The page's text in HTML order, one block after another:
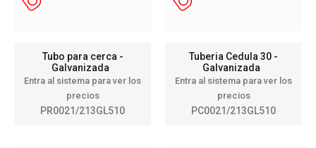
Tubo para cerca -
Galvanizada
Entra al sistema para ver los
precios
PR0021/213GL510
Tuberia Cedula 30 -
Galvanizada
Entra al sistema para ver los
precios
PC0021/213GL510